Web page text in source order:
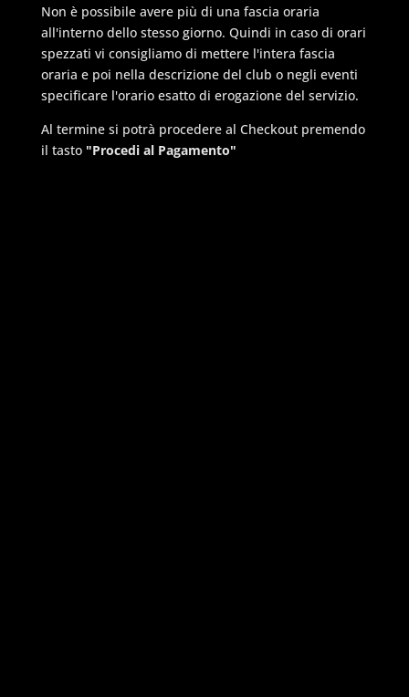
Non è possibile avere più di una fascia oraria
all'interno dello stesso giorno. Quindi in caso di orari
spezzati vi consigliamo di mettere l'intera fascia
oraria e poi nella descrizione del club o negli eventi
specificare l'orario esatto di erogazione del servizio.
Al termine si potrà procedere al Checkout premendo
il tasto "Procedi al Pagamento"